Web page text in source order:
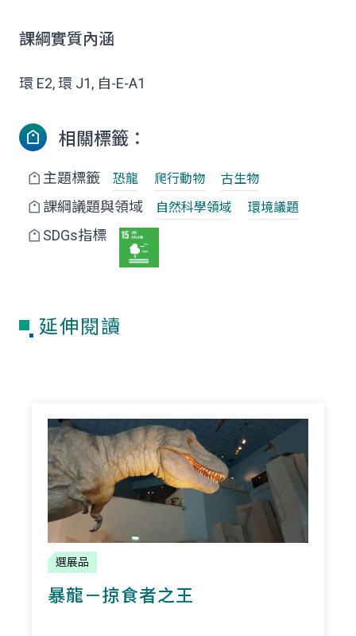
課綱實質內涵
環 E2, 環 J1, 自-E-A1
相關標籤：
主題標籤 恐龍 爬行動物 古生物
課綱議題與領域 自然科學領域 環境議題
SDGs指標
延伸閱讀
選展品
暴龍－掠食者之王